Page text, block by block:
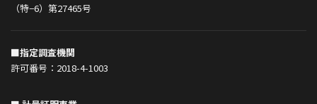
（特−6）第27465号
■指定調査機関
許可番号：2018-4-1003